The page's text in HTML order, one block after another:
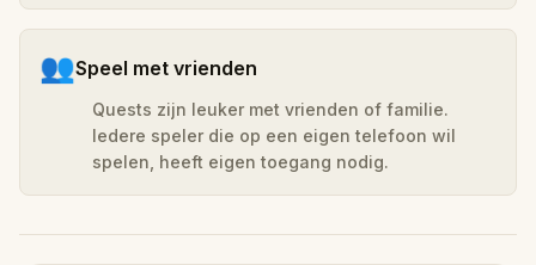
👥Speel met vrienden
Quests zijn leuker met vrienden of familie.
Iedere speler die op een eigen telefoon wil
spelen, heeft eigen toegang nodig.